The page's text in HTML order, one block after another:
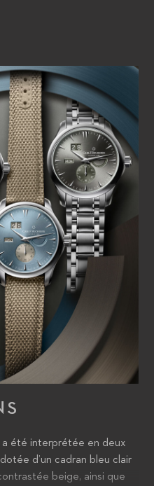
un boîtier en acier de 41,6
développé en interne qui
a été interprétée en deux
d’un cadran bleu clair
beige, ainsi que